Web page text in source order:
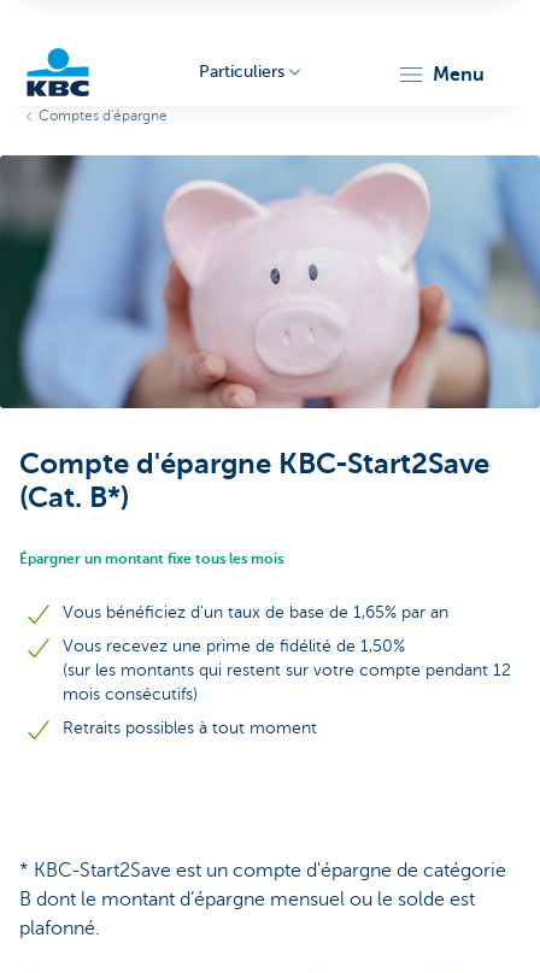
Particuliers menu
Comptes d'épargne
Compte d'épargne KBC-Start2Save
(Cat. B*)
Épargner un montant fixe tous les mois
Vous bénéficiez d'un taux de base de 1,65% par an
Vous recevez une prime de fidélité de 1,50%
(sur les montants qui restent sur votre compte pendant 12
mois consécutifs)
Retraits possibles à tout moment
* KBC-Start2Save est un compte d'épargne de catégorie
B dont le montant d’épargne mensuel ou le solde est
plafonné.